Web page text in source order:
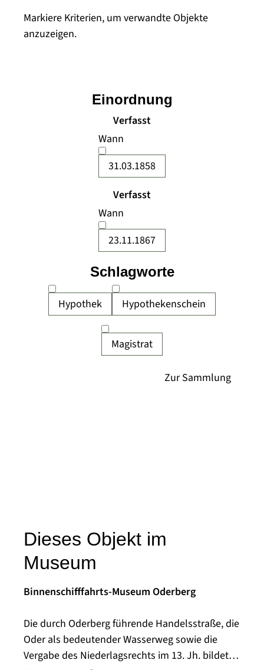
Markiere Kriterien, um verwandte Objekte
anzuzeigen.
Verfasst
Wann
31.03.1858
Verfasst
Wann
23.11.1867
Hypothek Hypothekenschein
Magistrat
Einordnung
Schlagworte
Dieses Objekt im
Museum
Binnenschifffahrts-Museum Oderberg
Die durch Oderberg führende Handelsstraße, die
Oder als bedeutender Wasserweg sowie die
Vergabe des Niederlagsrechts im 13. Jh. bildeten